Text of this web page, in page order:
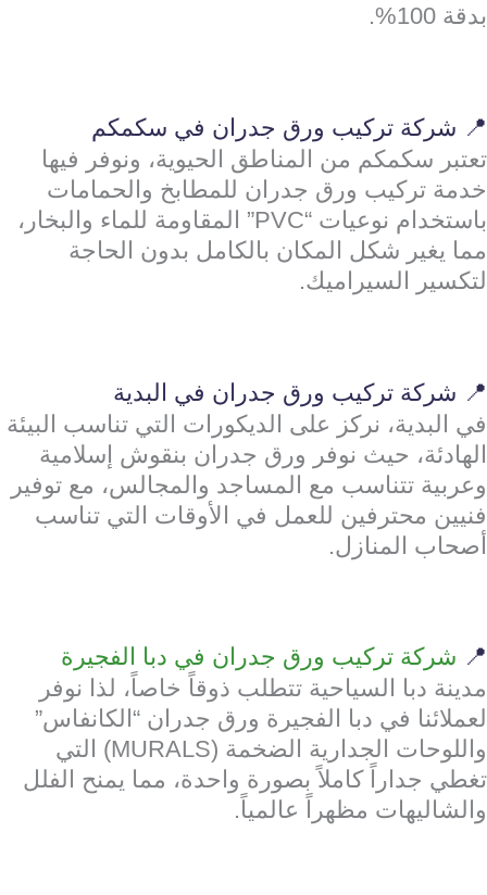
بدقة 100%.
📍 شركة تركيب ورق جدران في سكمكم
تعتبر سكمكم من المناطق الحيوية، ونوفر فيها
خدمة تركيب ورق جدران للمطابخ والحمامات
باستخدام نوعيات “PVC” المقاومة للماء والبخار،
مما يغير شكل المكان بالكامل بدون الحاجة
لتكسير السيراميك.
📍 شركة تركيب ورق جدران في البدية
في البدية، نركز على الديكورات التي تناسب البيئة
الهادئة، حيث نوفر ورق جدران بنقوش إسلامية
وعربية تتناسب مع المساجد والمجالس، مع توفير
فنيين محترفين للعمل في الأوقات التي تناسب
أصحاب المنازل.
📍 شركة تركيب ورق جدران في دبا الفجيرة
مدينة دبا السياحية تتطلب ذوقاً خاصاً، لذا نوفر
لعملائنا في دبا الفجيرة ورق جدران “الكانفاس”
واللوحات الجدارية الضخمة (MURALS) التي
تغطي جداراً كاملاً بصورة واحدة، مما يمنح الفلل
والشاليهات مظهراً عالمياً.